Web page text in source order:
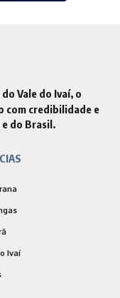
Vale do Ivaí, o
com credibilidade e
do Brasil.
Ivaí